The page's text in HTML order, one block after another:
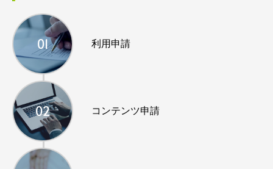
01 利用申請
02 コンテンツ申請